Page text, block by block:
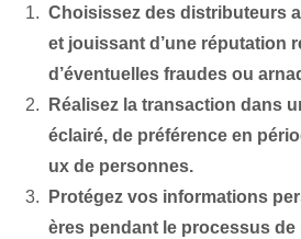
Choisissez des distributeurs
et jouissant d’une réputation
d’éventuelles fraudes ou
Réalisez la transaction dans
éclairé, de préférence en
ux de personnes.
Protégez vos informations
ères pendant le processus